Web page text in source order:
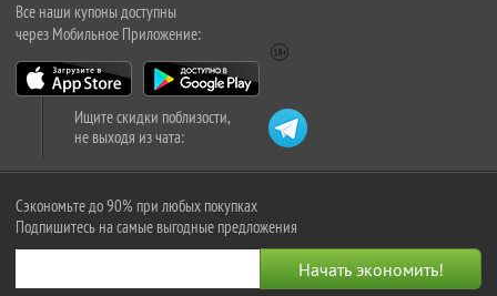
Все наши купоны доступны
через Мобильное Приложение:
Ищите скидки поблизости,
не выходя из чата:
Сэкономьте до 90% при любых покупках
Подпишитесь на самые выгодные предложения